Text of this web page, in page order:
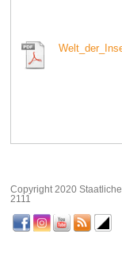
Copyright 2020
2111